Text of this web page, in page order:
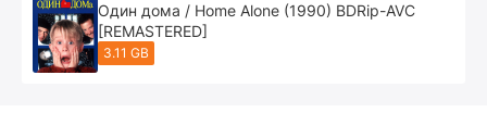
Один дома / Home Alone (1990) BDRip-AVC
[REMASTERED]
3.11 GB